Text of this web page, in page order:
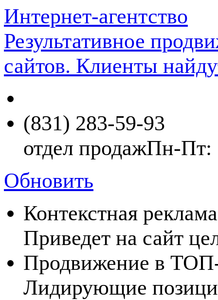
Интернет-агентство
Результативное
сайтов. Клиенты
(831) 283-59-93
отдел продажПн-Пт:
Обновить
Контекстная реклама
Приведет на сайт
Продвижение в
Лидирующие